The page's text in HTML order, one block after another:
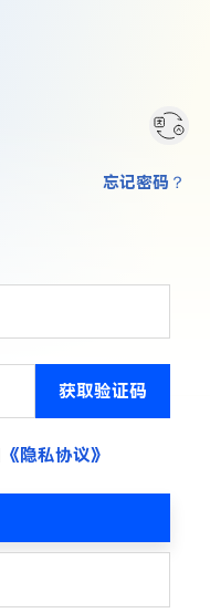
获取验证码
《隐私协议》
忘记密码？